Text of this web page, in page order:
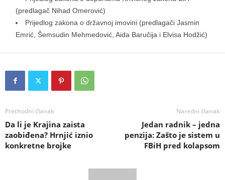
(predlagač Nihad Omerović)
Prijedlog zakona o državnoj imovini (predlagači Jasmin
Emrić, Šemsudin Mehmedović, Aida Baručija i Elvisa Hodžić)
Prethodni članak
Da li je Krajina zaista
zaobiđena? Hrnjić iznio
konkretne brojke
Naredni članak
Jedan radnik – jedna
penzija: Zašto je sistem u
FBiH pred kolapsom